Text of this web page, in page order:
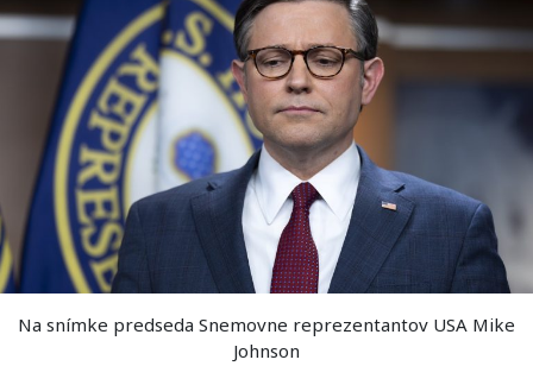
Na snímke predseda Snemovne reprezentantov USA Mike
Johnson